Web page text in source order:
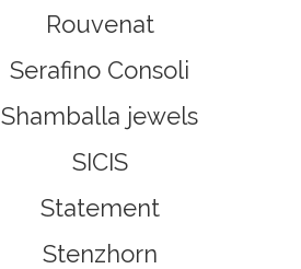
Rouvenat
Serafino Consoli
Shamballa jewels
SICIS
Statement
Stenzhorn